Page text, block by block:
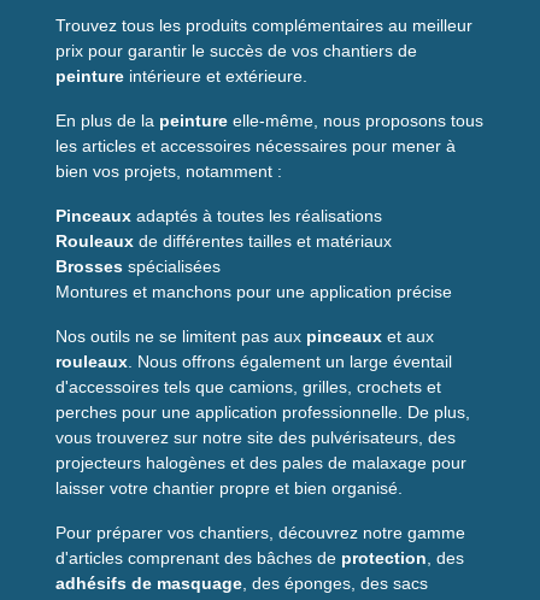
Trouvez tous les produits complémentaires au meilleur
prix pour garantir le succès de vos chantiers de
peinture intérieure et extérieure.
En plus de la peinture elle-même, nous proposons tous
les articles et accessoires nécessaires pour mener à
bien vos projets, notamment :
Pinceaux adaptés à toutes les réalisations
Rouleaux de différentes tailles et matériaux
Brosses spécialisées
Montures et manchons pour une application précise
Nos outils ne se limitent pas aux pinceaux et aux
rouleaux . Nous offrons également un large éventail
d'accessoires tels que camions, grilles, crochets et
perches pour une application professionnelle. De plus,
vous trouverez sur notre site des pulvérisateurs, des
projecteurs halogènes et des pales de malaxage pour
laisser votre chantier propre et bien organisé.
Pour préparer vos chantiers, découvrez notre gamme
d'articles comprenant des bâches de protection , des
adhésifs de masquage , des éponges, des sacs